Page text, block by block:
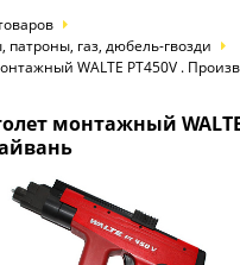
газ, дюбель-гвозди
WALTE PT450V .
монтажный WALTE